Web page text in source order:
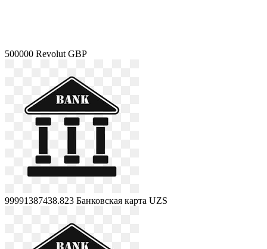
500000 Revolut GBP
99991387438.823 Банковская карта UZS